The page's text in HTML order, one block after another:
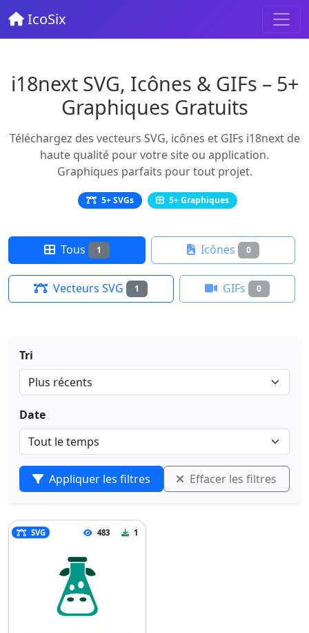
IcoSix
i18next SVG, Icônes & GIFs – 5+
Graphiques Gratuits
Téléchargez des vecteurs SVG, icônes et GIFs i18next de
haute qualité pour votre site ou application.
Graphiques parfaits pour tout projet.
5+ SVGs 5+ Graphiques
Tous 1 Icônes 0
Vecteurs SVG 1 GIFs 0
Tri
Date
Appliquer les filtres Effacer les filtres
SVG 483 1